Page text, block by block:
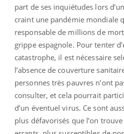
part de ses inquiétudes lors
craint une pandémie mondiale
responsable de millions de
grippe espagnole. Pour tenter
catastrophe, il est nécessaire
l’absence de couverture
personnes très pauvres n’ont
consulter, et cela pourrait
d’un éventuel virus. Ce sont
plus défavorisés que l’on